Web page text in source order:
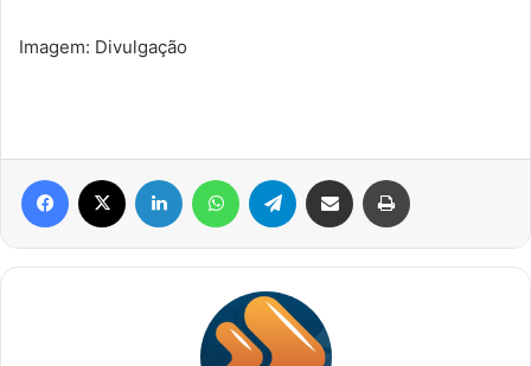
Imagem: Divulgação
Facebook Linkedin WhatsAppTelegram Compartilhar via e-mail